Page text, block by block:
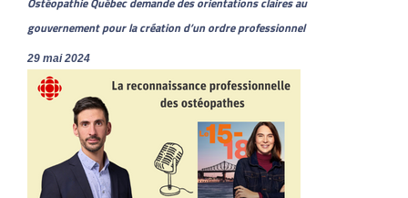
gouvernement pour la création d’un ordre professionnel
29 mai 2024